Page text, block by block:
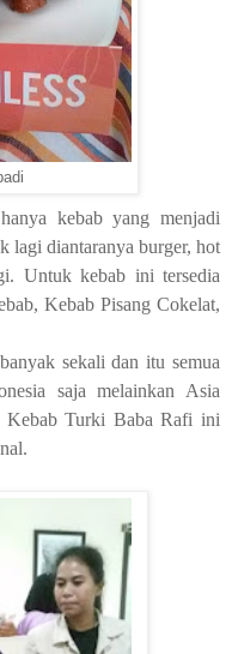
kebab yang menjadi
lagi diantaranya burger, hot
Untuk kebab ini tersedia
Kebab Pisang Cokelat,
sekali dan itu semua
saja melainkan Asia
Kebab Turki Baba Rafi ini